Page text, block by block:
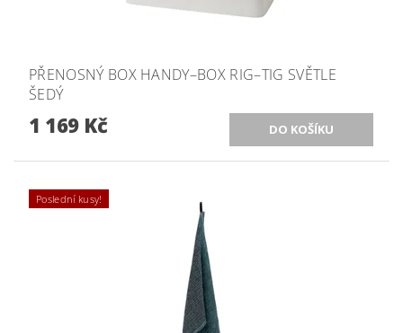
PŘENOSNÝ BOX HANDY–BOX RIG–TIG SVĚTLE
ŠEDÝ
1 169 Kč
Poslední kusy!